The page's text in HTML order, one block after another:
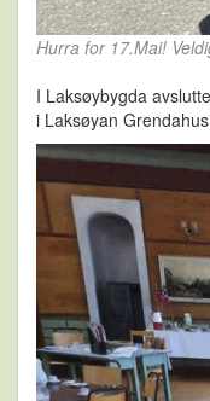
Hurra for 17.Mai!
I Laksøybygda
i Laksøyan